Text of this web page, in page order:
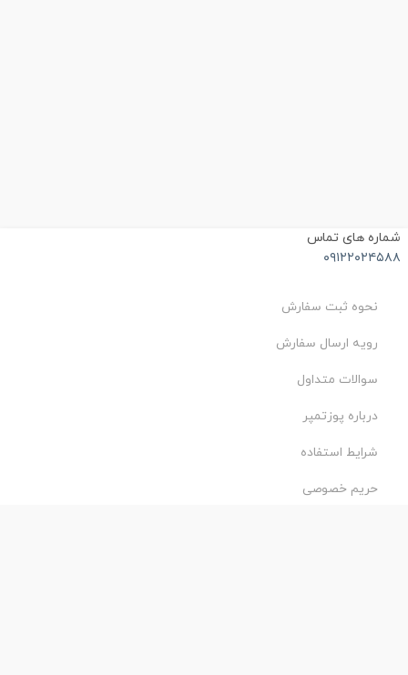
های تماس
نحوه ثبت سفارش
رویه ارسال سفارش
سوالات متداول
درباره پوزتمپر
شرایط استفاده
حریم خصوصی